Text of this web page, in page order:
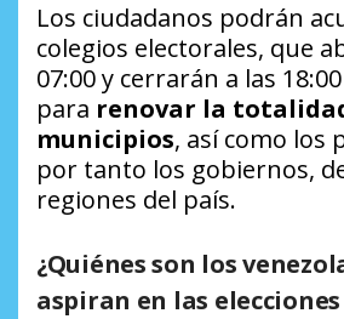
Los ciudadanos podrán
colegios electorales, que
07:00 y cerrarán a las
para renovar la
municipios, así como los
por tanto los gobiernos,
regiones del país.
¿Quiénes son los
aspiran en las elecciones